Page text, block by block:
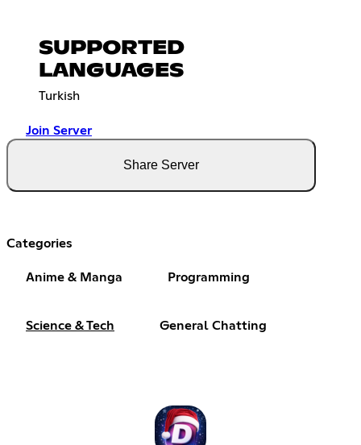
SUPPORTED
LANGUAGES
Turkish
Join Server
Share Server
Categories
Anime & Manga Programming
Science & Tech General Chatting